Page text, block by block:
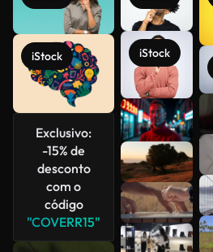
iStock
Exclusivo:
-15% de
desconto
com o
código
"COVERR15"
iStock